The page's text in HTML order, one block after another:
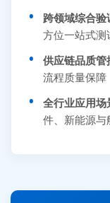
跨领域综合验
方位一站式测
供应链品质管
流程质量保障
全行业应用场
件、新能源与